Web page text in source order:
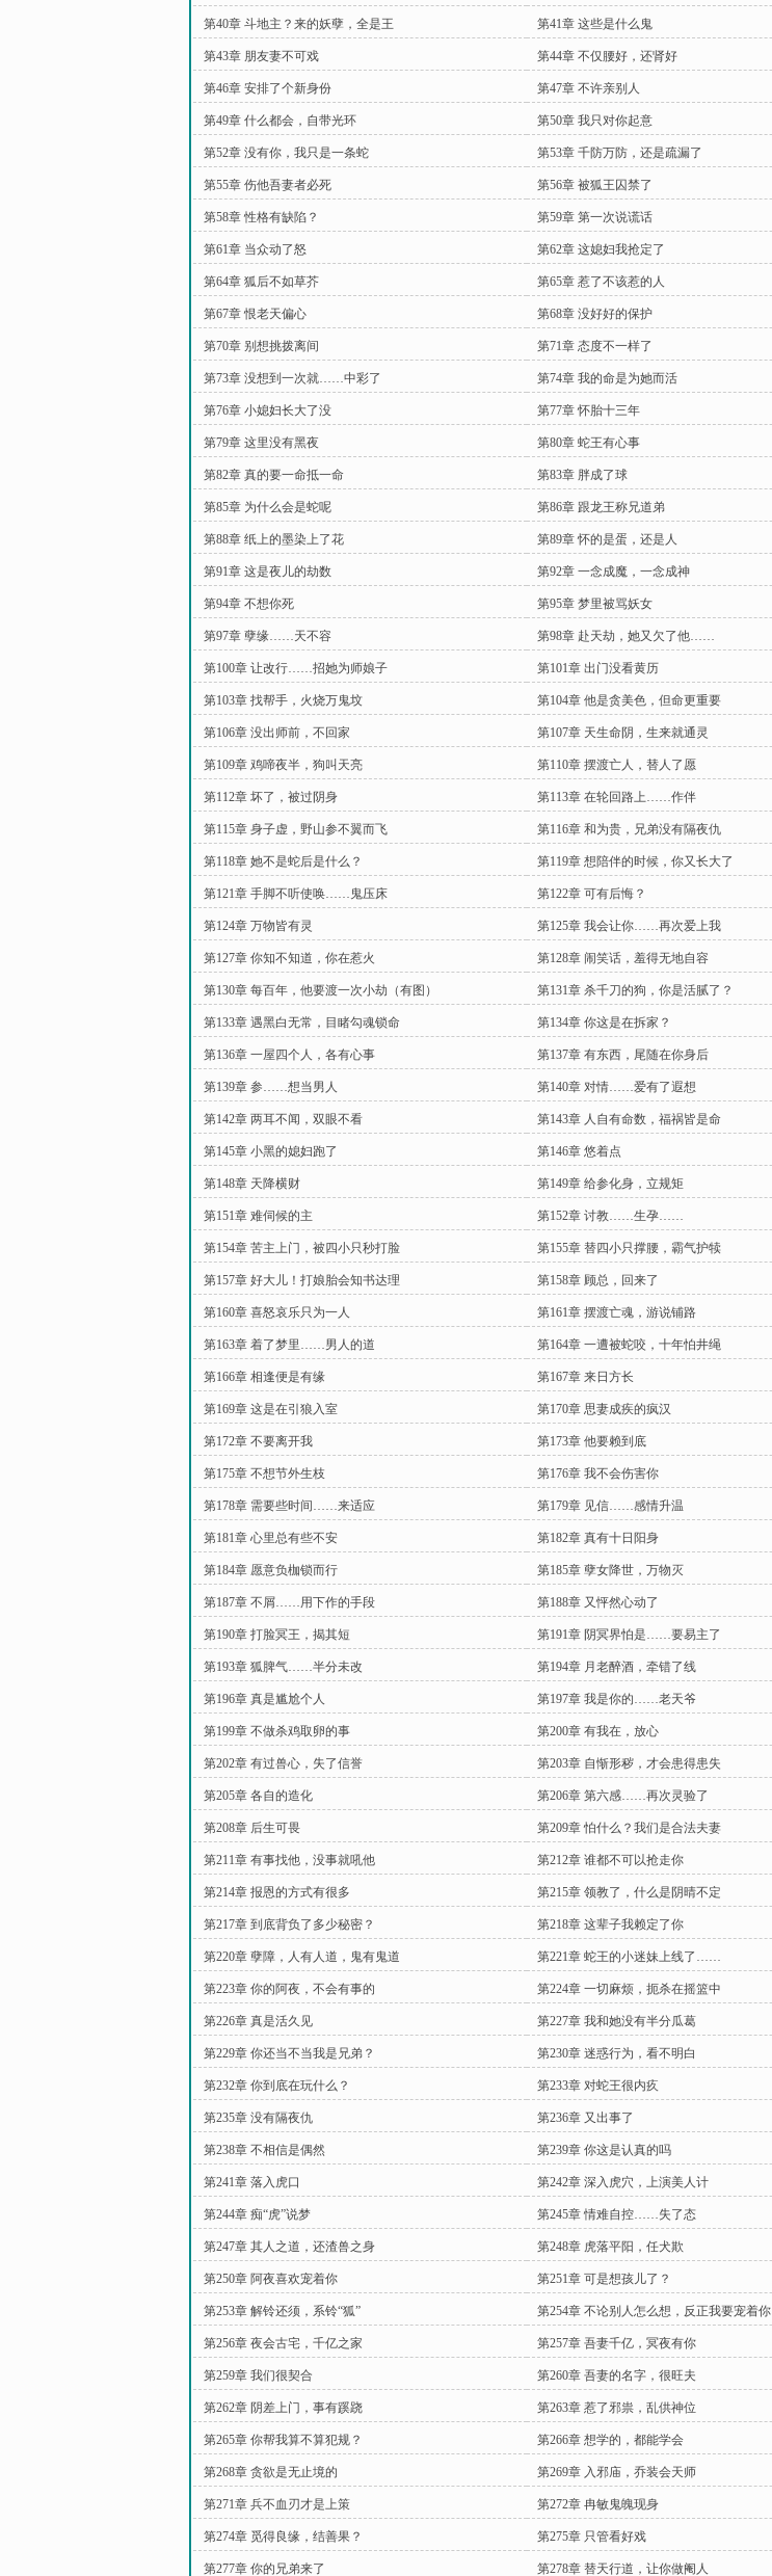
第40章 斗地主？来的妖孽，全是王 第41章 这些是什么鬼
第43章 朋友妻不可戏 第44章 不仅腰好，还肾好
第46章 安排了个新身份 第47章 不许亲别人
第49章 什么都会，自带光环 第50章 我只对你起意
第52章 没有你，我只是一条蛇 第53章 千防万防，还是疏漏了
第55章 伤他吾妻者必死 第56章 被狐王囚禁了
第58章 性格有缺陷？ 第59章 第一次说谎话
第61章 当众动了怒 第62章 这媳妇我抢定了
第64章 狐后不如草芥 第65章 惹了不该惹的人
第67章 恨老天偏心 第68章 没好好的保护
第70章 别想挑拨离间 第71章 态度不一样了
第73章 没想到一次就……中彩了 第74章 我的命是为她而活
第76章 小媳妇长大了没 第77章 怀胎十三年
第79章 这里没有黑夜 第80章 蛇王有心事
第82章 真的要一命抵一命 第83章 胖成了球
第85章 为什么会是蛇呢 第86章 跟龙王称兄道弟
第88章 纸上的墨染上了花 第89章 怀的是蛋，还是人
第91章 这是夜儿的劫数 第92章 一念成魔，一念成神
第94章 不想你死 第95章 梦里被骂妖女
第97章 孽缘……天不容 第98章 赴天劫，她又欠了他……
第100章 让改行……招她为师娘子 第101章 出门没看黄历
第103章 找帮手，火烧万鬼坟 第104章 他是贪美色，但命更重要
第106章 没出师前，不回家 第107章 天生命阴，生来就通灵
第109章 鸡啼夜半，狗叫天亮 第110章 摆渡亡人，替人了愿
第112章 坏了，被过阴身 第113章 在轮回路上……作伴
第115章 身子虚，野山参不翼而飞 第116章 和为贵，兄弟没有隔夜仇
第118章 她不是蛇后是什么？ 第119章 想陪伴的时候，你又长大了
第121章 手脚不听使唤……鬼压床 第122章 可有后悔？
第124章 万物皆有灵 第125章 我会让你……再次爱上我
第127章 你知不知道，你在惹火 第128章 闹笑话，羞得无地自容
第130章 每百年，他要渡一次小劫（有图） 第131章 杀千刀的狗，你是活腻了？
第133章 遇黑白无常，目睹勾魂锁命 第134章 你这是在拆家？
第136章 一屋四个人，各有心事 第137章 有东西，尾随在你身后
第139章 参……想当男人 第140章 对情……爱有了遐想
第142章 两耳不闻，双眼不看 第143章 人自有命数，福祸皆是命
第145章 小黑的媳妇跑了 第146章 悠着点
第148章 天降横财 第149章 给参化身，立规矩
第151章 难伺候的主 第152章 讨教……生孕……
第154章 苦主上门，被四小只秒打脸 第155章 替四小只撑腰，霸气护犊
第157章 好大儿！打娘胎会知书达理 第158章 顾总，回来了
第160章 喜怒哀乐只为一人 第161章 摆渡亡魂，游说铺路
第163章 着了梦里……男人的道 第164章 一遭被蛇咬，十年怕井绳
第166章 相逢便是有缘 第167章 来日方长
第169章 这是在引狼入室 第170章 思妻成疾的疯汉
第172章 不要离开我 第173章 他要赖到底
第175章 不想节外生枝 第176章 我不会伤害你
第178章 需要些时间……来适应 第179章 见信……感情升温
第181章 心里总有些不安 第182章 真有十日阳身
第184章 愿意负枷锁而行 第185章 孽女降世，万物灭
第187章 不屑……用下作的手段 第188章 又怦然心动了
第190章 打脸冥王，揭其短 第191章 阴冥界怕是……要易主了
第193章 狐脾气……半分未改 第194章 月老醉酒，牵错了线
第196章 真是尴尬个人 第197章 我是你的……老天爷
第199章 不做杀鸡取卵的事 第200章 有我在，放心
第202章 有过兽心，失了信誉 第203章 自惭形秽，才会患得患失
第205章 各自的造化 第206章 第六感……再次灵验了
第208章 后生可畏 第209章 怕什么？我们是合法夫妻
第211章 有事找他，没事就吼他 第212章 谁都不可以抢走你
第214章 报恩的方式有很多 第215章 领教了，什么是阴晴不定
第217章 到底背负了多少秘密？ 第218章 这辈子我赖定了你
第220章 孽障，人有人道，鬼有鬼道 第221章 蛇王的小迷妹上线了……
第223章 你的阿夜，不会有事的 第224章 一切麻烦，扼杀在摇篮中
第226章 真是活久见 第227章 我和她没有半分瓜葛
第229章 你还当不当我是兄弟？ 第230章 迷惑行为，看不明白
第232章 你到底在玩什么？ 第233章 对蛇王很内疚
第235章 没有隔夜仇 第236章 又出事了
第238章 不相信是偶然 第239章 你这是认真的吗
第241章 落入虎口 第242章 深入虎穴，上演美人计
第244章 痴“虎”说梦 第245章 情难自控……失了态
第247章 其人之道，还渣兽之身 第248章 虎落平阳，任犬欺
第250章 阿夜喜欢宠着你 第251章 可是想孩儿了？
第253章 解铃还须，系铃“狐” 第254章 不论别人怎么想，反正我要宠着你
第256章 夜会古宅，千亿之家 第257章 吾妻千亿，冥夜有你
第259章 我们很契合 第260章 吾妻的名字，很旺夫
第262章 阴差上门，事有蹊跷 第263章 惹了邪祟，乱供神位
第265章 你帮我算不算犯规？ 第266章 想学的，都能学会
第268章 贪欲是无止境的 第269章 入邪庙，乔装会天师
第271章 兵不血刃才是上策 第272章 冉敏鬼魄现身
第274章 觅得良缘，结善果？ 第275章 只管看好戏
第277章 你的兄弟来了 第278章 替天行道，让你做阉人